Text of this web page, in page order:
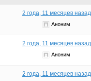
2 года, 11 месяцев назад
Аноним
2 года, 11 месяцев назад
Аноним
2 года, 11 месяцев назад